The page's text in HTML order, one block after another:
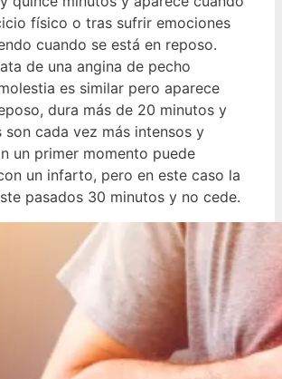
físico o tras sufrir emociones
cuando se está en reposo.
de una angina de pecho
es similar pero aparece
dura más de 20 minutos y
son cada vez más intensos y
un primer momento puede
un infarto, pero en este caso la
pasados 30 minutos y no cede.